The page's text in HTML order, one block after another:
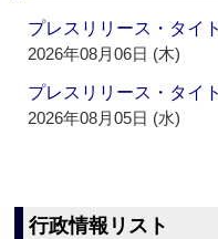
プレスリリース・タイ
2026年08月06日 (木)
プレスリリース・タイ
2026年08月05日 (水)
行政情報リスト